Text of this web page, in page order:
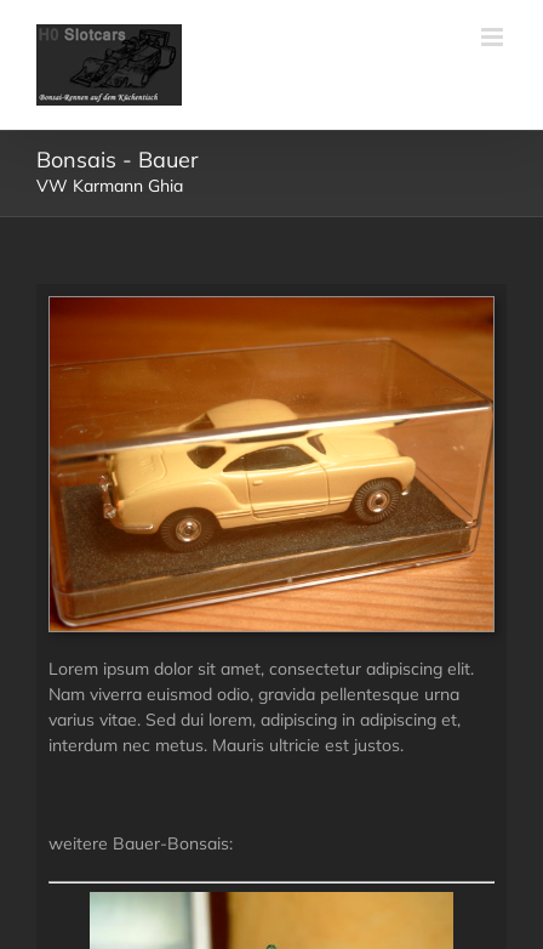
Bonsais - Bauer
VW Karmann Ghia
Lorem ipsum dolor sit amet, consectetur adipiscing elit.
Nam viverra euismod odio, gravida pellentesque urna
varius vitae. Sed dui lorem, adipiscing in adipiscing et,
interdum nec metus. Mauris ultricie est justos.
weitere Bauer-Bonsais: